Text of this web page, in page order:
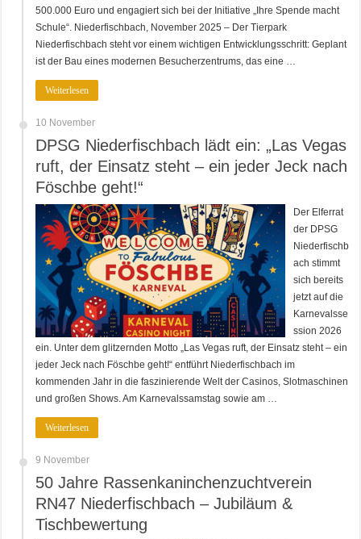
500.000 Euro und engagiert sich bei der Initiative „Ihre Spende macht
Schule“. Niederfischbach, November 2025 – Der Tierpark
Niederfischbach steht vor einem wichtigen Entwicklungsschritt: Geplant
ist der Bau eines modernen Besucherzentrums, das eine …
Weiterlesen
10 November
DPSG Niederfischbach lädt ein: „Las Vegas
ruft, der Einsatz steht – ein jeder Jeck nach
Föschbe geht!“
Der Elferrat
der DPSG
Niederfischb
ach stimmt
sich bereits
jetzt auf die
Karnevalsse
ssion 2026
ein. Unter dem glitzernden Motto „Las Vegas ruft, der Einsatz steht – ein
jeder Jeck nach Föschbe geht!“ entführt Niederfischbach im
kommenden Jahr in die faszinierende Welt der Casinos, Slotmaschinen
und großen Shows. Am Karnevalssamstag sowie am …
Weiterlesen
9 November
50 Jahre Rassenkaninchenzuchtverein
RN47 Niederfischbach – Jubiläum &
Tischbewertung